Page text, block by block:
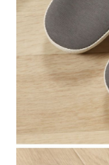
【注意事項】
１．透過由恩沛科技股
易，需依本服務之必要
權轉讓予恩沛科技股份
２．關於個人資料處理
３．未成年的使用者請
「AFTEE先享後付」，
４．使用「AFTEE先享
時審查核予不同之上限
請求用戶進行身份認證
５．嚴禁一人註冊多個
恩沛科技股份有限公司